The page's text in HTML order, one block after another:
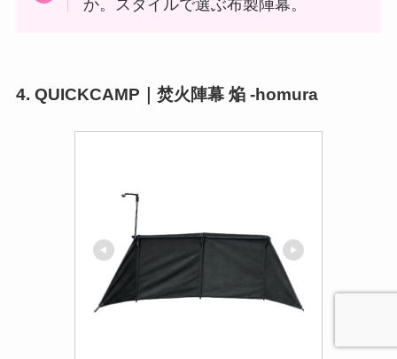
か。スタイルで選ぶ布製陣幕。
4. QUICKCAMP｜焚火陣幕 焔 -homura